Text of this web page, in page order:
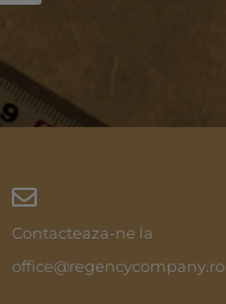
Contacteaza-ne la
office@regencycompany.ro